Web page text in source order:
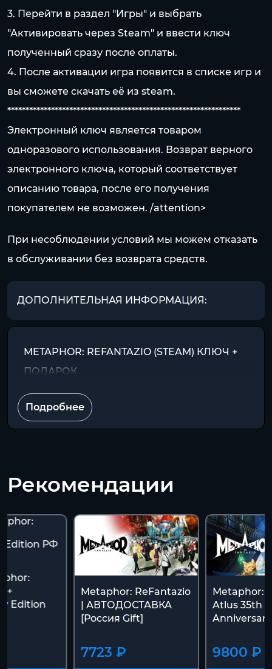
3. Перейти в раздел "Игры" и выбрать
"Активировать через Steam" и ввести ключ
полученный сразу после оплаты.
4. После активации игра появится в списке игр и
вы сможете скачать её из steam.
****************************************************************
Электронный ключ является товаром
одноразового использования. Возврат верного
электронного ключа, который соответствует
описанию товара, после его получения
покупателем не возможен. /attention>
При несоблюдении условий мы можем отказать
в обслуживании без возврата средств.
ДОПОЛНИТЕЛЬНАЯ ИНФОРМАЦИЯ:
METAPHOR: REFANTAZIO (STEAM) КЛЮЧ +
ПОДАРОК
Подробнее
Рекомендации
+
Edition
Metaphor: ReFantazio
| АВТОДОСТАВКА
[Россия Gift]
7723 ₽
Metaphor:
Atlus 35th
9800 ₽